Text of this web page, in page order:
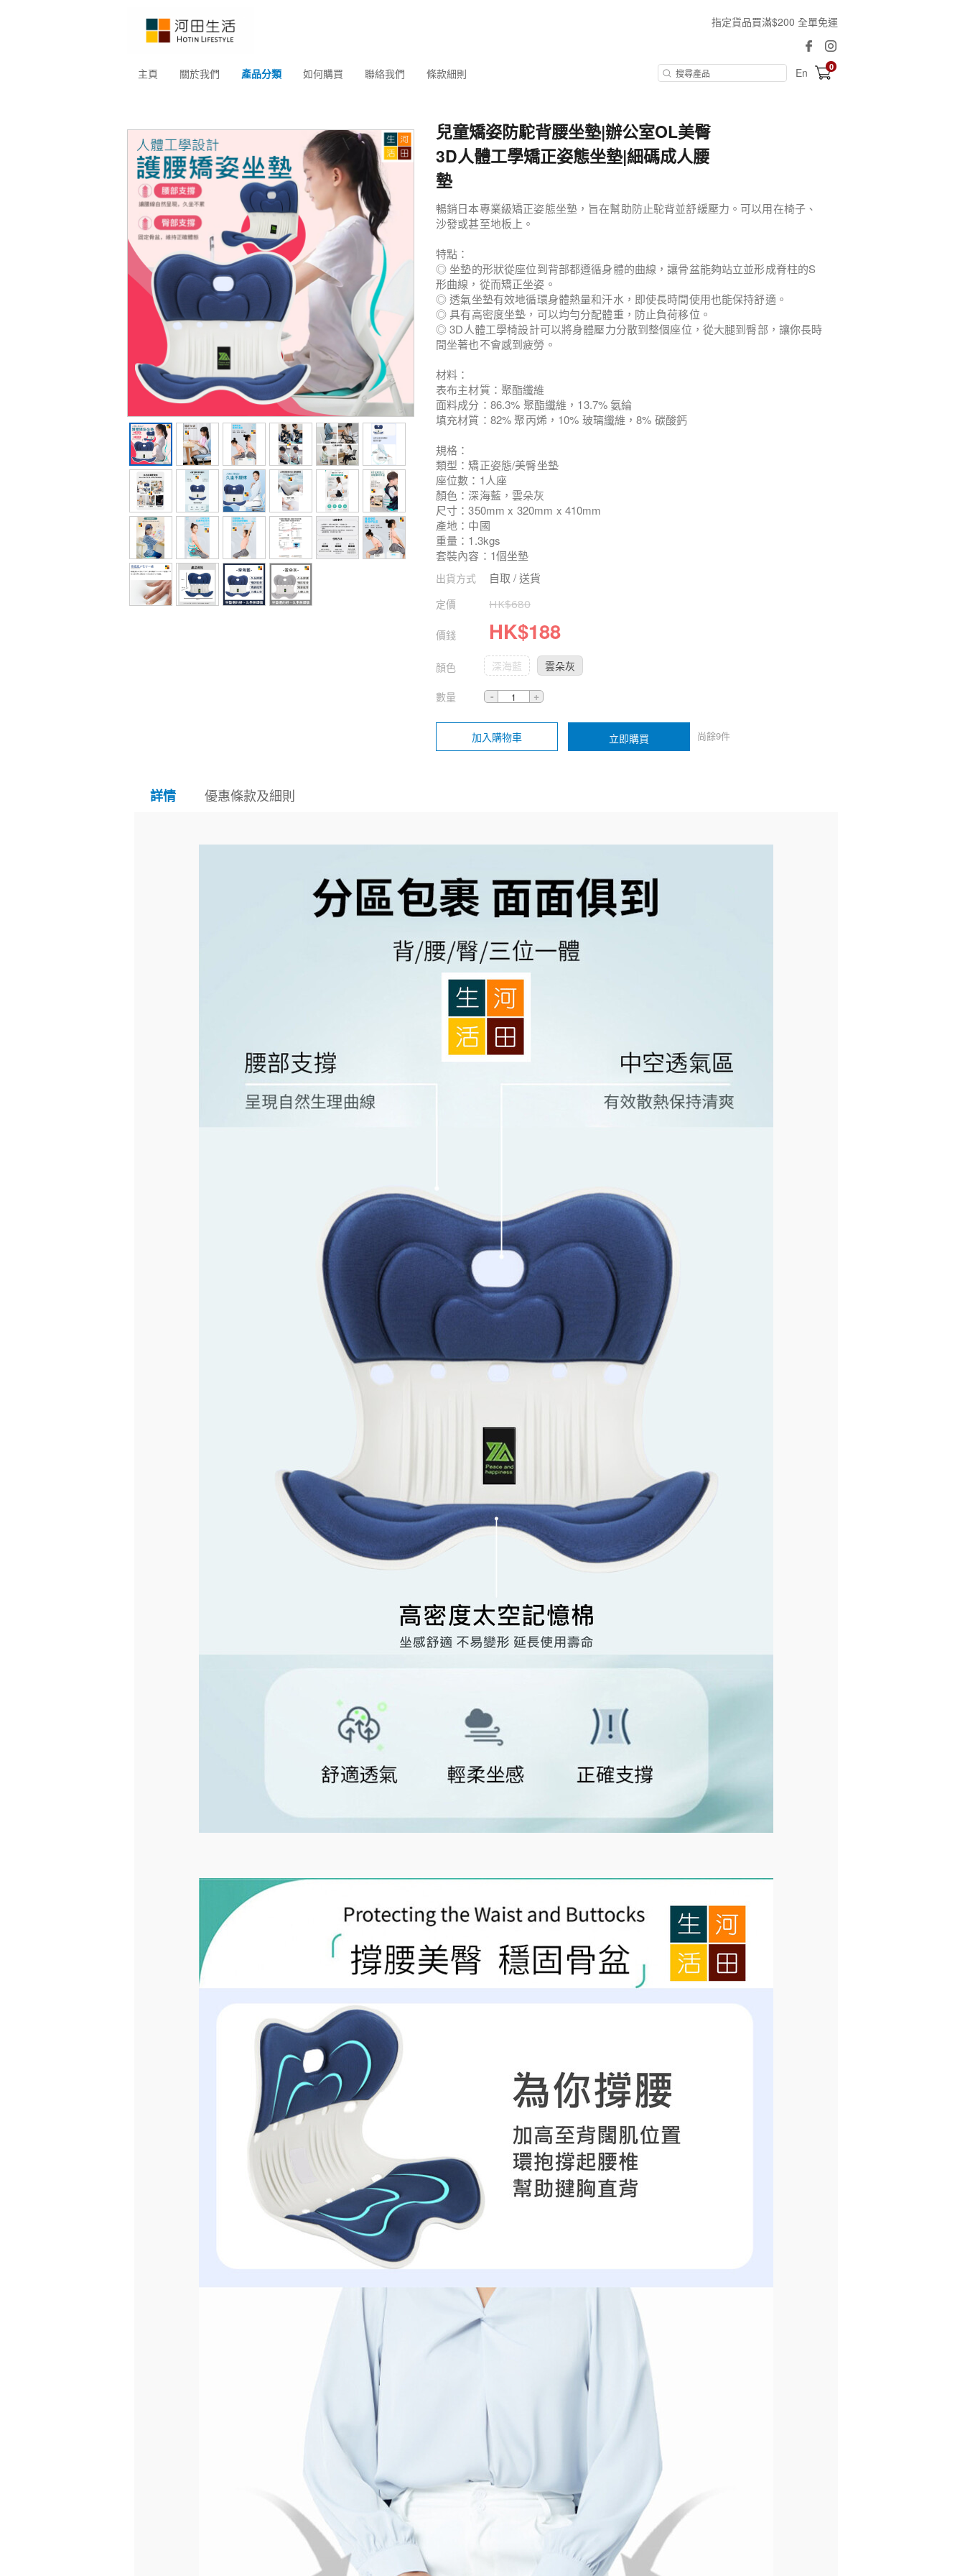
指定貨品買滿$200 全單免運
主頁 關於我們 產品分類 如何購買 聯絡我們 條款細則 En 0
兒童矯姿防駝背腰坐墊|辦公室OL美臀
3D人體工學矯正姿態坐墊|細碼成人腰
墊
暢銷日本專業級矯正姿態坐墊，旨在幫助防止駝背並舒緩壓力。可以用在椅子、
沙發或甚至地板上。
特點：
◎ 坐墊的形狀從座位到背部都遵循身體的曲線，讓骨盆能夠站立並形成脊柱的S
形曲線，從而矯正坐姿。
◎ 透氣坐墊有效地循環身體熱量和汗水，即使長時間使用也能保持舒適。
◎ 具有高密度坐墊，可以均勻分配體重，防止負荷移位。
◎ 3D人體工學椅設計可以將身體壓力分散到整個座位，從大腿到臀部，讓你長時
間坐著也不會感到疲勞。
材料：
表布主材質：聚酯纖維
面料成分：86.3% 聚酯纖維，13.7% 氨綸
填充材質：82% 聚丙烯，10% 玻璃纖維，8% 碳酸鈣
規格：
類型：矯正姿態/美臀坐墊
座位數：1人座
顏色：深海藍，雲朵灰
尺寸：350mm x 320mm x 410mm
產地：中國
重量：1.3kgs
套裝內容：1個坐墊
出貨方式 自取 / 送貨
定價 HK$680
價錢 HK$188
顏色 深海藍 雲朵灰
數量
加入購物車 立即購買 尚餘9件
詳情 優惠條款及細則